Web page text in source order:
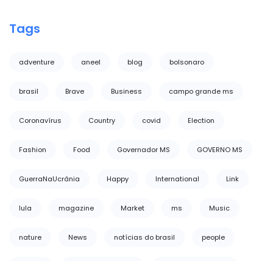
Tags
adventure aneel blog bolsonaro
brasil Brave Business campo grande ms
Coronavírus Country covid Election
Fashion Food Governador MS GOVERNO MS
GuerraNaUcrânia Happy International Link
lula magazine Market ms Music
nature News notícias do brasil people